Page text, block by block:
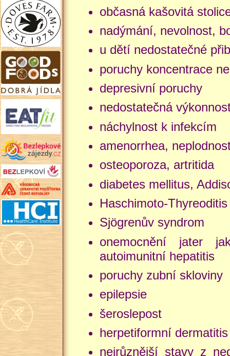
občasná kašovitá
nadýmání, nevolnost,
u dětí nedostatečné
poruchy koncentrace
depresivní poruchy
nedostatečná
náchylnost k infekcím
amenorrhea,
osteoporoza, artritida
diabetes mellitus,
Haschimoto-
Sjögrenův syndrom
onemocnění jater
autoimunitní hepatitis
poruchy zubní skloviny
epilepsie
šeroslepost
herpetiformní dermatitis
nejrůznější stavy z